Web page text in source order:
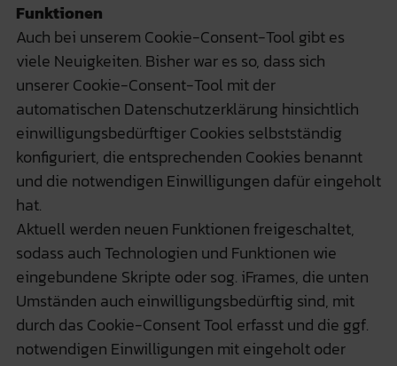
Funktionen
Auch bei unserem Cookie-Consent-Tool gibt es
viele Neuigkeiten. Bisher war es so, dass sich
unserer Cookie-Consent-Tool mit der
automatischen Datenschutzerklärung hinsichtlich
einwilligungsbedürftiger Cookies selbstständig
konfiguriert, die entsprechenden Cookies benannt
und die notwendigen Einwilligungen dafür eingeholt
hat.
Aktuell werden neuen Funktionen freigeschaltet,
sodass auch Technologien und Funktionen wie
eingebundene Skripte oder sog. iFrames, die unten
Umständen auch einwilligungsbedürftig sind, mit
durch das Cookie-Consent Tool erfasst und die ggf.
notwendigen Einwilligungen mit eingeholt oder